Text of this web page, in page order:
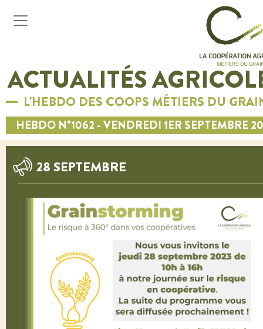
ACTUALITÉS
L'HEBDO DES COOPS MÉTIERS DU
HEBDO N°1062 - VENDREDI 1ER SEPTEMBRE
28 SEPTEMBRE